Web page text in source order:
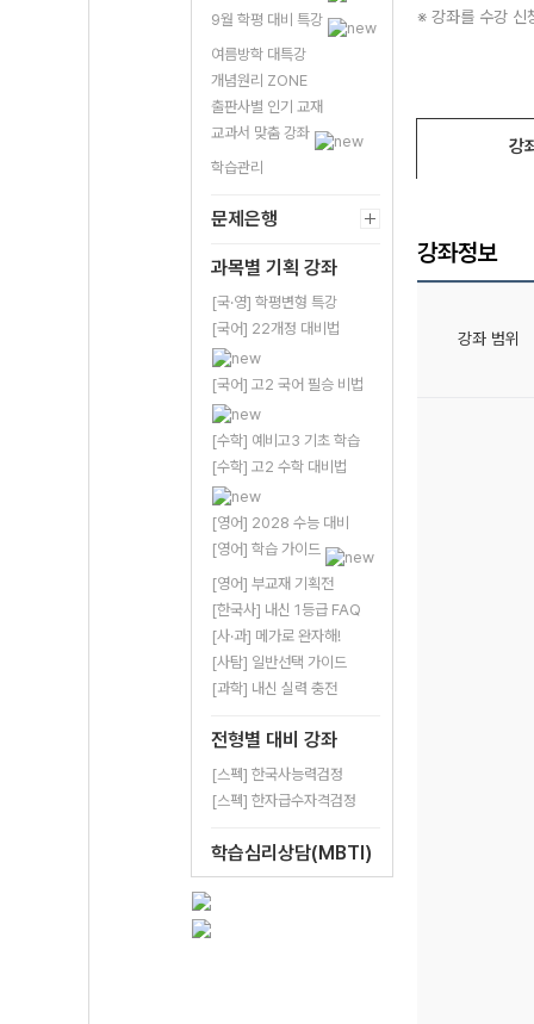
9월 학평 대비 특강
여름방학 대특강
개념원리 ZONE
출판사별 인기 교재
교과서 맞춤 강좌
학습관리
문제은행
과목별 기획 강좌
[국·영] 학평변형 특강
[국어] 22개정 대비법
[국어] 고2 국어 필승 비법
[수학] 예비고3 기초 학습
[수학] 고2 수학 대비법
[영어] 2028 수능 대비
[영어] 학습 가이드
[영어] 부교재 기획전
[한국사] 내신 1등급 FAQ
[사·과] 메가로 완자해!
[사탐] 일반선택 가이드
[과학] 내신 실력 충전
전형별 대비 강좌
[스펙] 한국사능력검정
[스펙] 한자급수자격검정
학습심리상담(MBTI)
※ 강좌를 수강 신
강
강좌정보
강좌 범위